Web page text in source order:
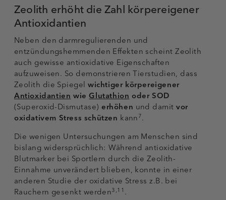
Zeolith erhöht die Zahl körpereigener
Antioxidantien
Neben den darmregulierenden und
entzündungshemmenden Effekten scheint Zeolith
auch gewisse antioxidative Eigenschaften
aufzuweisen. So demonstrieren Tierstudien, dass
Zeolith die Spiegel wichtiger körpereigener
AntioxidantienwieGlutathionoder SOD
(Superoxid-Dismutase) erhöhen und damitvor
oxidativem Stress schützen kann7.
Die wenigen Untersuchungen am Menschen sind
bislang widersprüchlich: Während antioxidative
Blutmarker bei Sportlern durch die Zeolith-
Einnahme unverändert blieben, konnte in einer
anderen Studie der oxidative Stress z.B. bei
Rauchern gesenkt werden3,11 .